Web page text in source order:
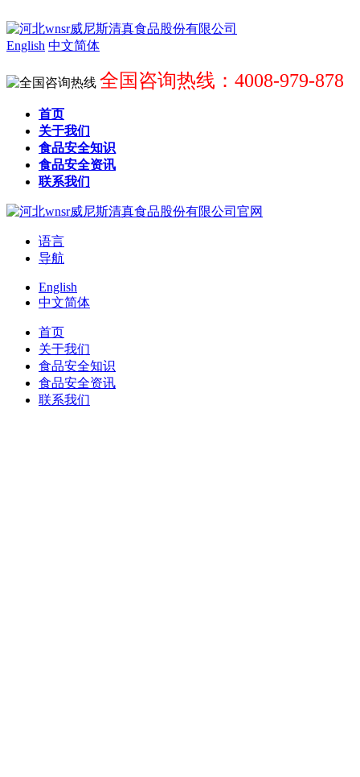
English 中文简体
全国咨询热线：4008-979-878
首页
关于我们
食品安全知识
食品安全资讯
联系我们
语言
导航
English
中文简体
首页
关于我们
食品安全知识
食品安全资讯
联系我们